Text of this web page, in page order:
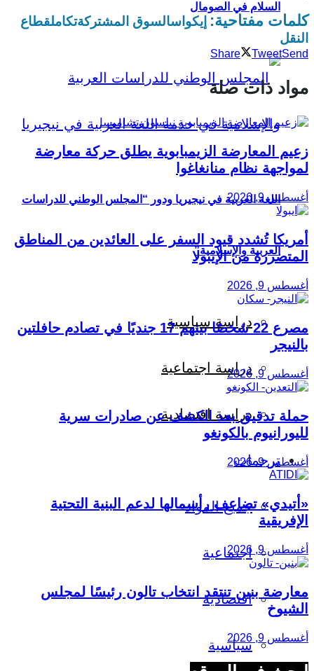
السلام في الصومال
اللغة العربية في نيجيريا ودور “المجلس الوطني للدراسات
العربية والإسلامية”
دراسة سياسية
دراسة اجتماعية
دراسة اقتصادية
ترجمات
جميع المواد
اجتماعية
اقتصادية
سياسية
كلمات مفتاحية: إيكواسالسوق المشتركةتكاملقطاع
النقل
Share TweetSend
مواد ذات صلة
زعيم المعارضة الزيمبابوية يطلق حركة معارضة
لمواجهة نظام منانغاغوا
أغسطس 9, 2026
أمريكا تُشدد قيود السفر على العائدين من المناطق
المتضررة من الإيبولا
أغسطس 9, 2026
مصرع 22 شخصًا بينهم 17 جنديًا في تصادم حافلتين
بالنيجر
أغسطس 9, 2026
حملة تدقيق بعد الكشف عن صادرات سرية
لليورانيوم بالكونغو
أغسطس 9, 2026
«أتيدي» تضاعف رأسمالها لدعم البنية التحتية
الإفريقية
أغسطس 9, 2026
معارضة بنين تنتقد انتخاب تالون رئيسًا لمجلس
الشيوخ
أغسطس 9, 2026